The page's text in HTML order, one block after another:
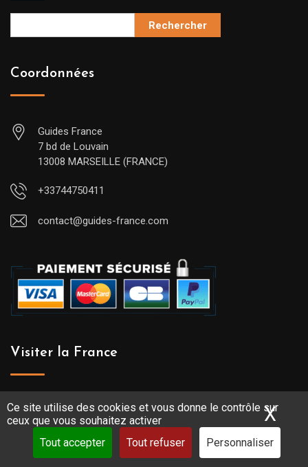
Ce site utilise des cookies et vous donne le contrôle sur
ceux que vous souhaitez activer
Tout accepter
Tout refuser Personnaliser
X
Rechercher
Coordonnées
Guides France
7 bd de Louvain
13008 MARSEILLE (FRANCE)
+33744750411
contact@guides-france.com
Visiter la France
Annuaire des guides-conférenciers de France
Le meilleur de la France et ses régions